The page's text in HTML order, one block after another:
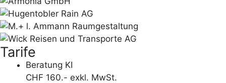
Tarife
Beratung KI
CHF 160.- exkl. MwSt.